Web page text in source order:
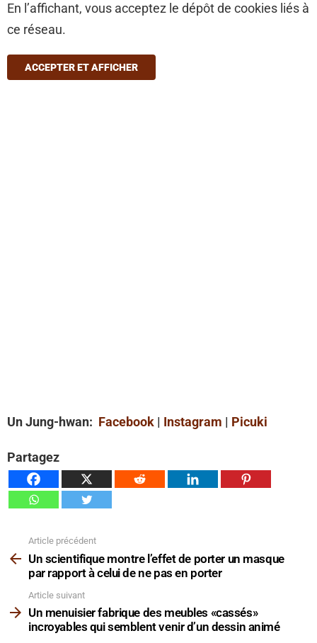
En l’affichant, vous acceptez le dépôt de cookies liés à
ce réseau.
ACCEPTER ET AFFICHER
Un Jung-hwan: Facebook | Instagram | Picuki
Partagez
plus
Article précédent
Un scientifique montre l’effet de porter un masque
par rapport à celui de ne pas en porter
Article suivant
Un menuisier fabrique des meubles «cassés»
incroyables qui semblent venir d’un dessin animé